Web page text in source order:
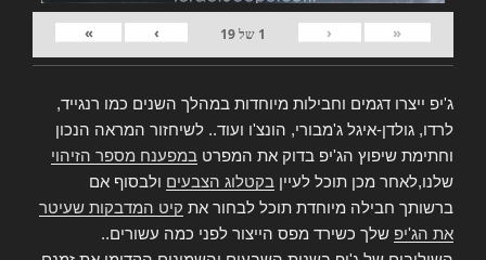
«
‹
1 של19
›
»
ג'יפ ייצרו דגמים וחבילות מיוחדות במהלך השנים כמו רנגייד,
לרדו, גולדן-איגל ג'מבורי, הונצ'ו ועוד.. לשיחזור המראה הנכון
וחתימת שיפוץ הג'יפ בדוק את המפרט במפענח מספר הזיהוי
שלנו,לאחר מכן תוכל לעיין בקטלוג הצבעים ולבסוף אם
ברשותך חבילה מיוחדת תוכל לבחור את קיט המדבקות שעיטר
את הג'יפ שלך כשירד מפס הייצור לפני כמה עשורים..